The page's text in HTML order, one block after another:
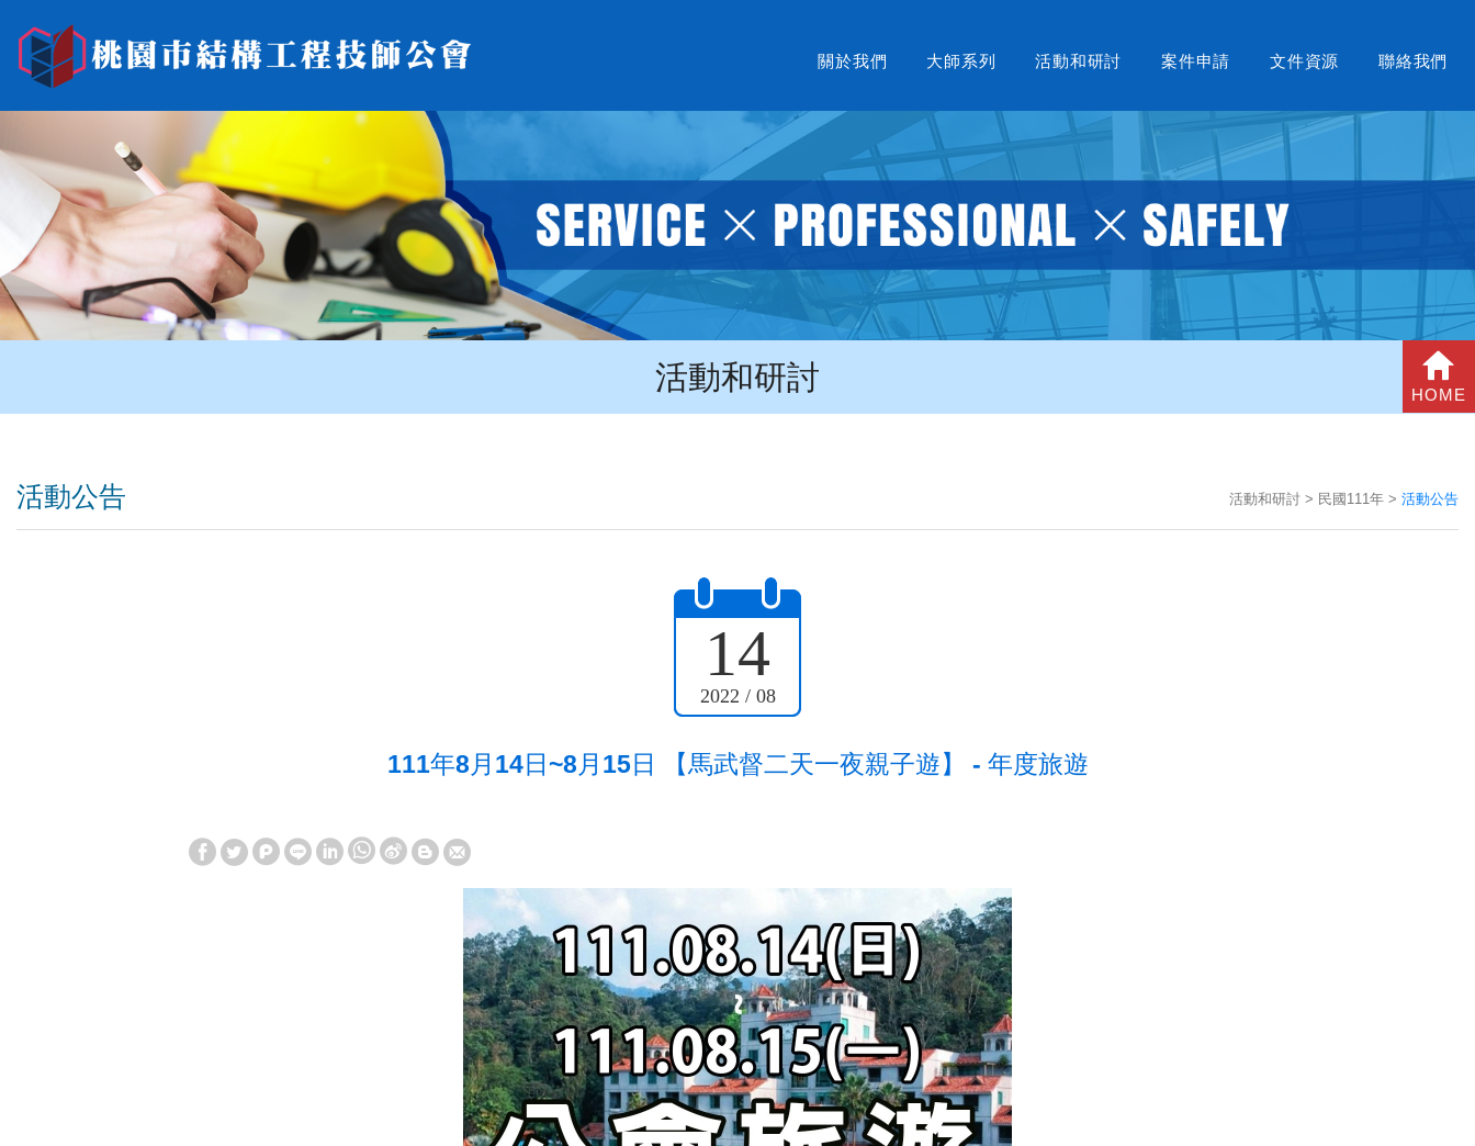
關於我們 大師系列 活動和研討 案件申請 文件資源 聯絡我們
活動和研討 HOME
活動和研討 民國111年 活動公告
活動公告
14
2022 / 08
111年8月14日~8月15日 【馬武督二天一夜親子遊】 - 年度旅遊